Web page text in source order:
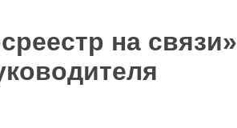
на связи»